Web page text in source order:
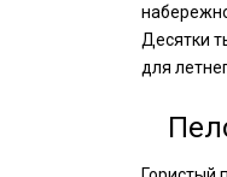
Десятки
для